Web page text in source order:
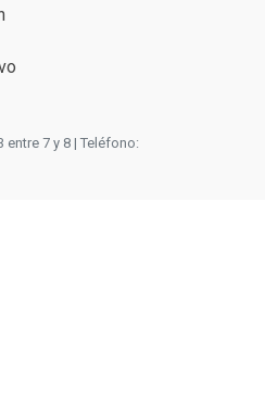
7 y 8 | Teléfono: